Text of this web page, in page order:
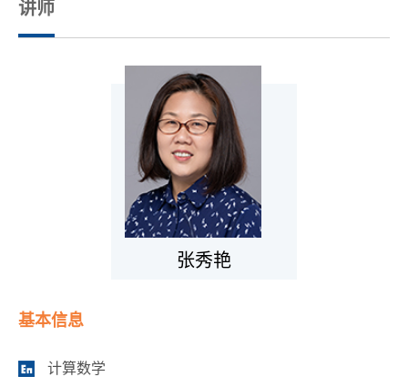
讲师
基本信息
计算数学
张秀艳